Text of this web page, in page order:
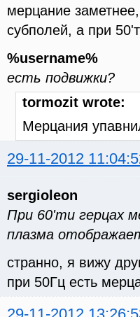
мерцание
субполей, а при
%username%
есть подвижки?
tormozit wrote:
Мерцания
29-11-2012
sergioleon
При 60'ти герцах
плазма
странно, я вижу
при 50Гц есть